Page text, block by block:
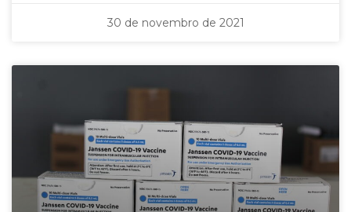
30 de novembro de 2021